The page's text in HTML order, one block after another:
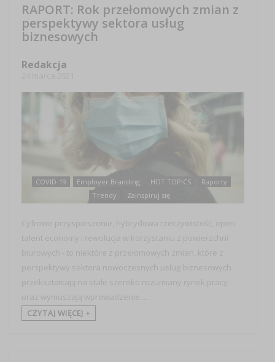
RAPORT: Rok przełomowych zmian z
perspektywy sektora usług
biznesowych
Redakcja
COVID-19 Employer Branding HOT TOPICS
Raporty
Trendy
Zainspiruj się
Cyfrowe przyspieszenie, hybrydowa rzeczywistość, open
talent economy i rewolucja w korzystaniu z powierzchni
biurowych - to niektóre z przełomowych zmian, które z
perspektywy sektora nowoczesnych usług biznesowych
przekształcają na stałe szeroko rozumiany rynek pracy
oraz wymuszają wprowadzenie ...
CZYTAJ WIĘCEJ +